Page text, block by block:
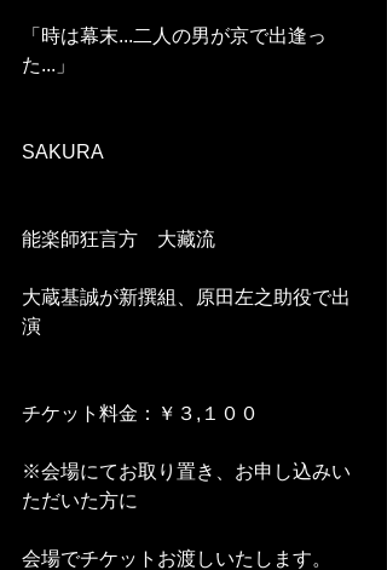
「時は幕末...二人の男が京で出逢っ
た...」
SAKURA
能楽師狂言方　大藏流
大蔵基誠が新撰組、原田左之助役で出
演
チケット料金：￥３,１００
※会場にてお取り置き、お申し込みい
ただいた方に
会場でチケットお渡しいたします。